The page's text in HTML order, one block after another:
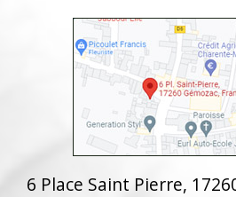
6 Place Saint Pierre,